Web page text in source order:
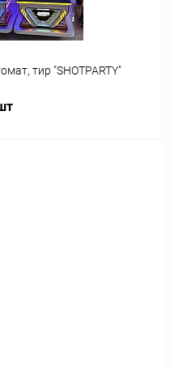
тир "SHOTPARTY"